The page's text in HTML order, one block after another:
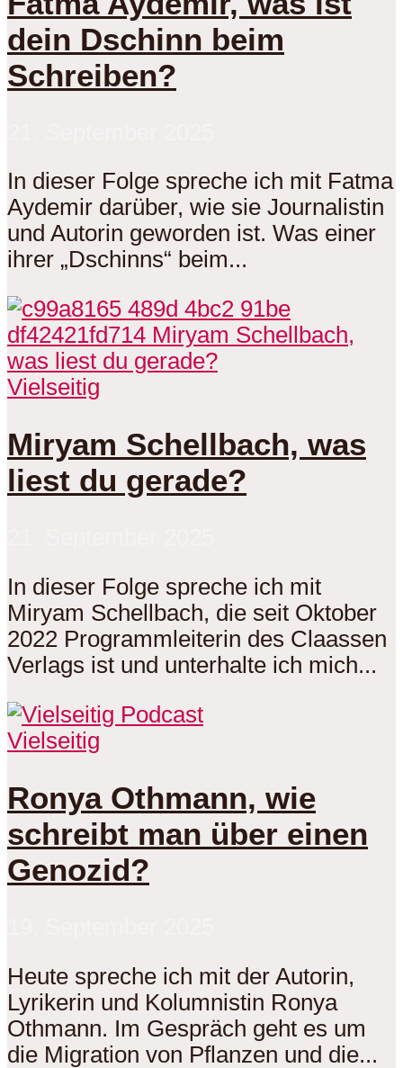
dein Dschinn beim
Schreiben?
In dieser Folge spreche ich mit Fatma
Aydemir darüber, wie sie Journalistin
und Autorin geworden ist. Was einer
ihrer „Dschinns“ beim...
Vielseitig
Miryam Schellbach, was
liest du gerade?
In dieser Folge spreche ich mit
Miryam Schellbach, die seit Oktober
2022 Programmleiterin des Claassen
Verlags ist und unterhalte ich mich...
Vielseitig
Ronya Othmann, wie
schreibt man über einen
Genozid?
Heute spreche ich mit der Autorin,
Lyrikerin und Kolumnistin Ronya
Othmann. Im Gespräch geht es um
die Migration von Pflanzen und die...